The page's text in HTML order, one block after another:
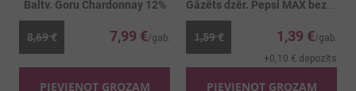
Baltv. Goru Chardonnay 12%
8,69 € 7,99 €
PIEVIENOT GROZAM
1,59 € 1,39 €
+0,10 € depozīts
PIEVIENOT GROZAM